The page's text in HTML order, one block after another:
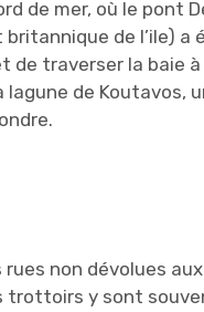
de mer, où le pont
de l’ile)
de traverser la baie
lagune de
rues non dévolues
trottoirs y sont